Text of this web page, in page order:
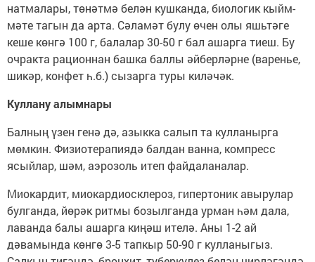
натмалары, төнәтмә белән кушканда, биологик кыйм­
мәте тагын да арта. Сәламәт булу өчен олы яшьтәге
кеше көнгә 100 г, балалар 30-50 г бал ашарга тиеш. Бу
очракта рационнан башка баллы әй­берләрне (варенье,
шикәр, конфет һ.б.) сызарга туры киләчәк.
Куллану алымнары
Балның үзен генә дә, азыкка салып та кулланыр­га
мөмкин. Физиотерапиядә балдан ванна, компресс
ясыйлар, шәм, аэрозоль итеп файдаланалар.
Миокардит, миокардиосклероз, гипертоник авырулар
булганда, йөрәк ритмы бозылганда урман һәм дала,
лаванда балы ашарга киңәш ителә. Аны 1-2 ай
дәвамында көнгө 3-5 тапкыр 50-90 г кулланыгыз.